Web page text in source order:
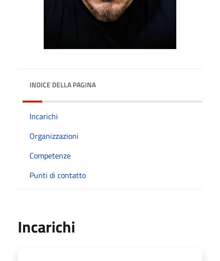
INDICE DELLA PAGINA
Incarichi
Organizzazioni
Competenze
Punti di contatto
Incarichi